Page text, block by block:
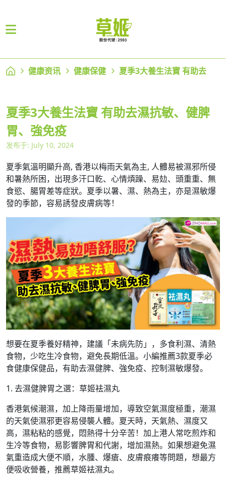
健康资讯 健康保健 夏季3大養生法寶 有助去
夏季3大養生法寶 有助去濕抗敏、健脾
胃、強免疫
发布于: July 10, 2024
夏季氣溫明顯升高, 香港以梅雨天氣為主, 人體易被濕邪所侵
和暑熱所困，出現多汗口乾、心情煩躁、易攰、頭重重、無
食慾、腸胃差等症狀。夏季以暑、濕、熱為主，亦是濕敏爆
發的季節，容易誘發皮膚病等！
想要在夏季養好精神，建議「未病先防」，多食利濕、清熱
食物，少吃生冷食物，避免長期低溫。小編推薦3款夏季必
食健康保健品，有助去濕健脾、強免疫、控制濕敏爆發。
1. 去濕健脾胃之選：草姬袪濕丸
香港氣候潮濕，加上降雨量增加，導致空氣濕度極重，潮濕
的天氣使濕邪更容易侵襲人體。夏天時，天氣熱、濕度又
高，濕粘粘的感覺，悶熱得十分辛苦！加上港人常吃煎炸和
生冷等食物，易影響脾胃和代謝，增加濕熱。如果想避免濕
氣重造成大便不順，水腫、爆瘡、皮膚痕癢等問題，想最方
便吸收營養，推薦草姬袪濕丸。